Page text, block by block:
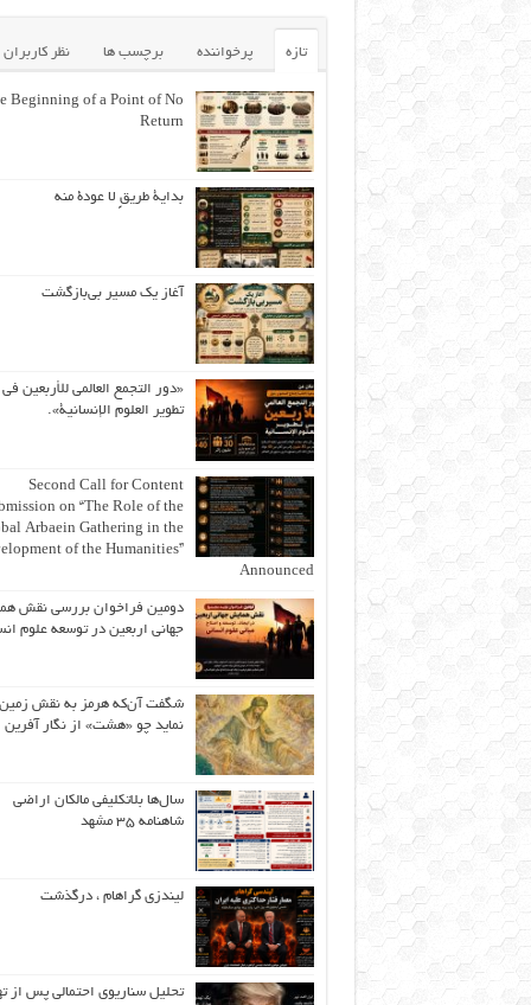
تازه پرخواننده برچسب ها نظر کاربران
Beginning of a Point of No
Return
بداية طريقٍ لا عودة منه
آغاز یک مسیر بی‌بازگشت
«دور التجمع العالمي للأربعين في
تطوير العلوم الإنسانية».
Second Call for Content
on “The Role of the
Arbaein Gathering in the
of the Humanities”
Announced
دومین فراخوان بررسی نقش
جهانی اربعین در توسعه علوم
شگفت آن‌که هرمز به نقش زمین
نماید چو «هشت» از نگار آفرین
سال‌ها بلاتکلیفی مالکان اراضی
شاهنامه ۳۵ مشهد
لیندزی گراهام ، درگذشت
تحلیل سناریوی احتمالی پس از